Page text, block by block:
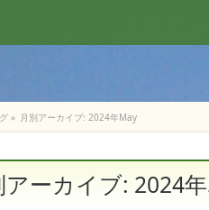
» 月別アーカイブ: 2024年May
アーカイブ: 2024